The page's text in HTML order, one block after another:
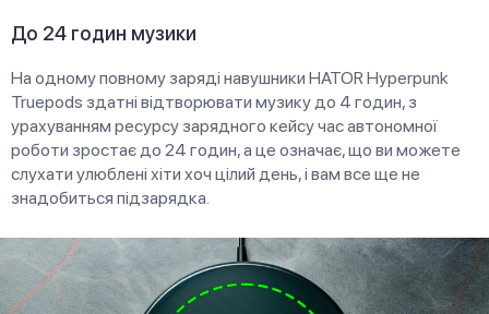
До 24 годин музики
На одному повному заряді навушники HATOR Hyреrpunk
Truepods здатні відтворювати музику до 4 годин, з
урахуванням ресурсу зарядного кейсу час автономної
роботи зростає до 24 годин, а це означає, що ви можете
слухати улюблені хіти хоч цілий день, і вам все ще не
знадобиться підзарядка.